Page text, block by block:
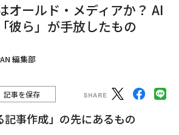
オールド・メディアか？ AI
彼ら」が手放したもの
編集部
記事を保存
記事作成」の先にあるもの